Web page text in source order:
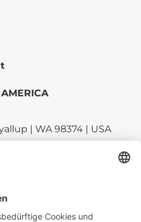
| WA 98374 | USA